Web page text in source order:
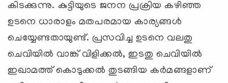
കിടക്കുന്നു. കുട്ടിയുടെ ജനന പ്രക്രിയ കഴിഞ്ഞ
ഉടനെ ധാരാളം മതപരമായ കാര്യങ്ങള്‍
ചെയ്യേണ്ടതായുണ്ട്. പ്രസവിച്ച ഉടനെ വലതു
ചെവിയില്‍ വാങ്ക് വിളിക്കല്‍, ഇടതു ചെവിയില്‍
ഇഖാമത്ത് കൊടുക്കല്‍ തുടങ്ങിയ കര്‍മങ്ങളാണ്